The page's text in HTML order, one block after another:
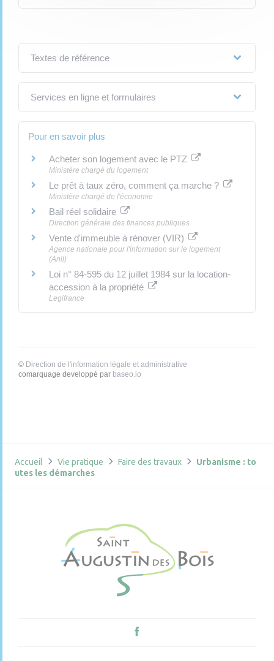
Textes de référence
Services en ligne et formulaires
Pour en savoir plus
Acheter son logement avec le PTZ
Ministère chargé du logement
Le prêt à taux zéro, comment ça marche ?
Ministère chargé de l'économie
Bail réel solidaire
Direction générale des finances publiques
Vente d'immeuble à rénover (VIR)
Agence nationale pour l'information sur le logement
(Anil)
Loi n° 84-595 du 12 juillet 1984 sur la location-
accession à la propriété
Legifrance
© Direction de l'information légale et administrative
comarquage developpé par baseo.io
Accueil Vie pratique Faire des travaux
Urbanisme : to
utes les démarches